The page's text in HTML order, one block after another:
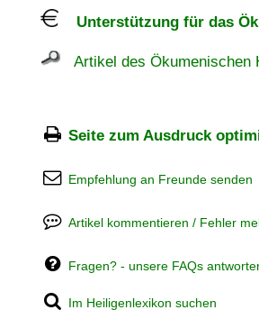
Unterstützung für das
Artikel des Ökumenischen
Seite zum Ausdruck
Empfehlung an Freunde senden
Artikel kommentieren / Fehler
Fragen? - unsere FAQs
Im Heiligenlexikon suchen